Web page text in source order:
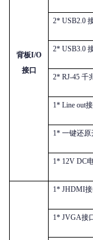
背板I/O
接口
2* USB2.0
2* USB3.0
2* RJ-45 千
1* Line out
1* 一键还原
1* 12V DC
1* JHDMI
1* JVGA接